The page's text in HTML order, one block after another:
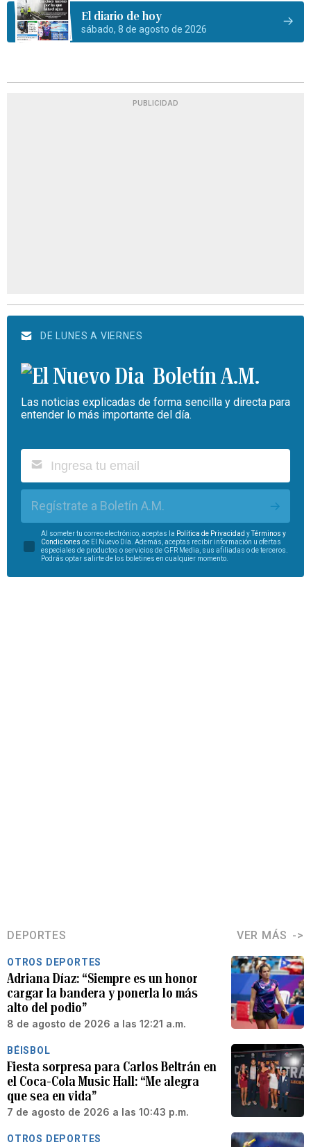
El diario de hoy
sábado, 8 de agosto de 2026
PUBLICIDAD
DE LUNES A VIERNES
Boletín A.M.
Las noticias explicadas de forma sencilla y directa para
entender lo más importante del día.
Regístrate a Boletín A.M.
Al someter tu correo electrónico, aceptas la Política de Privacidad y
Términos y
Condiciones de El Nuevo Día. Además, aceptas recibir información u ofertas
especiales de productos o servicios de GFR Media, sus afiliadas o de terceros.
Podrás optar salirte de los boletines en cualquier momento.
DEPORTES VER MÁS
OTROS DEPORTES
Adriana Díaz: “Siempre es un honor
cargar la bandera y ponerla lo más
alto del podio”
8 de agosto de 2026 a las 12:21 a.m.
BÉISBOL
Fiesta sorpresa para Carlos Beltrán en
el Coca-Cola Music Hall: “Me alegra
que sea en vida”
7 de agosto de 2026 a las 10:43 p.m.
OTROS DEPORTES